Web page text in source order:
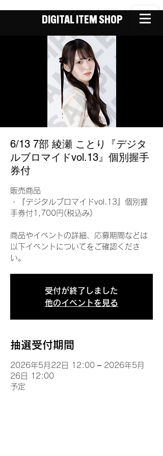
DIGITAL ITEM SHOP
6/13 7部 綾瀬 ことり『デジタ
ルブロマイドvol.13』個別握手
券付
販売商品
・『デジタルブロマイドvol.13』個別握
手券付1,700円(税込み)
商品やイベントの詳細、応募期間などは
以下イベントについてをご確認くださ
い。
受付が終了しました
他のイベントを見る
抽選受付期間
2026年5月22日 12:00 – 2026年5月
26日 12:00
予定